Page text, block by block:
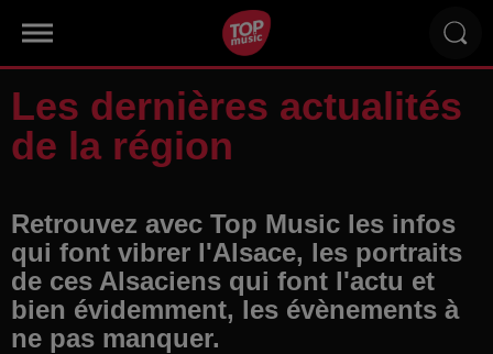
Les dernières actualités
de la région
Retrouvez avec Top Music les infos
qui font vibrer l'Alsace, les portraits
de ces Alsaciens qui font l'actu et
bien évidemment, les évènements à
ne pas manquer.